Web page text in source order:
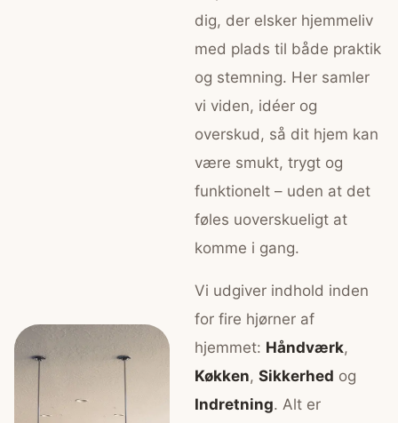
dig, der elsker hjemmeliv
med plads til både praktik
og stemning. Her samler
vi viden, idéer og
overskud, så dit hjem kan
være smukt, trygt og
funktionelt – uden at det
føles uoverskueligt at
komme i gang.
Vi udgiver indhold inden
for fire hjørner af
hjemmet: Håndværk,
Køkken, Sikkerhed og
Indretning. Alt er